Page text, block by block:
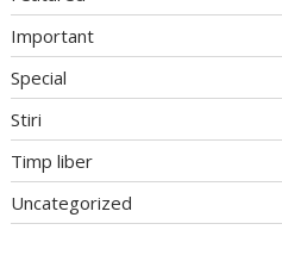
Important
Special
Stiri
Timp liber
Uncategorized